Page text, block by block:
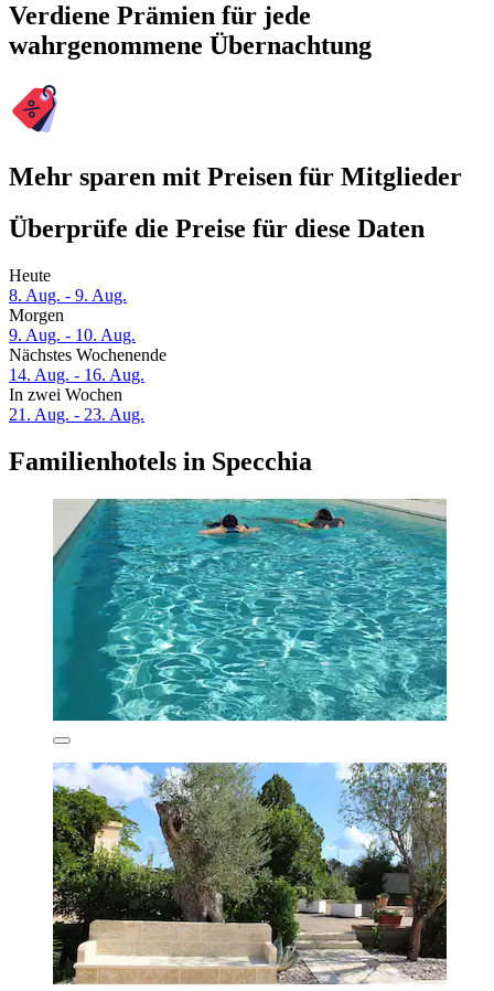
Verdiene Prämien für jede
wahrgenommene Übernachtung
Mehr sparen mit Preisen für Mitglieder
Überprüfe die Preise für diese Daten
Heute
8. Aug. - 9. Aug.
Morgen
9. Aug. - 10. Aug.
Nächstes Wochenende
14. Aug. - 16. Aug.
In zwei Wochen
21. Aug. - 23. Aug.
Familienhotels in Specchia